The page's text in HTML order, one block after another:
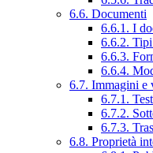
6.6. Documenti
6.6.1. I
6.6.2.
6.6.3.
6.6.4.
6.7. Immagini e
6.7.1.
6.7.2.
6.7.3.
6.8. Proprietà